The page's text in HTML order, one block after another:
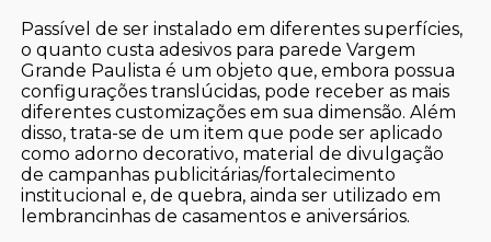
Passível de ser instalado em diferentes superfícies,
o quanto custa adesivos para parede Vargem
Grande Paulista é um objeto que, embora possua
configurações translúcidas, pode receber as mais
diferentes customizações em sua dimensão. Além
disso, trata-se de um item que pode ser aplicado
como adorno decorativo, material de divulgação
de campanhas publicitárias/fortalecimento
institucional e, de quebra, ainda ser utilizado em
lembrancinhas de casamentos e aniversários.